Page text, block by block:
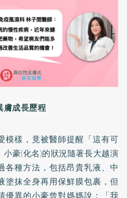
膚成長歷程
模樣，竟被醫師提醒「這有可
豪(化名)的狀況隨著長大越演
各種方法，包括昂貴乳液、中
塗抹全身再用保鮮膜包裹，但